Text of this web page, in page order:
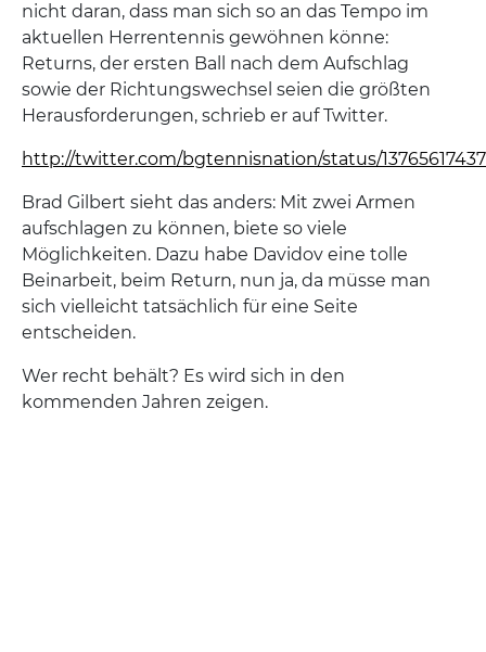
nicht daran, dass man sich so an das Tempo im
aktuellen Herrentennis gewöhnen könne:
Returns, der ersten Ball nach dem Aufschlag
sowie der Richtungswechsel seien die größten
Herausforderungen, schrieb er auf Twitter.
http://twitter.com/bgtennisnation/status/
Brad Gilbert sieht das anders: Mit zwei Armen
aufschlagen zu können, biete so viele
Möglichkeiten. Dazu habe Davidov eine tolle
Beinarbeit, beim Return, nun ja, da müsse man
sich vielleicht tatsächlich für eine Seite
entscheiden.
Wer recht behält? Es wird sich in den
kommenden Jahren zeigen.